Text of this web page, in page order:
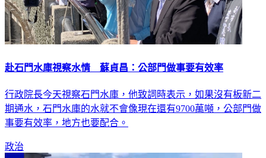
赴石門水庫視察水情 蘇貞昌：公部門做事要有效率
行政院長今天視察石門水庫，他致詞時表示，如果沒有板新二
期通水，石門水庫的水就不會像現在還有9700萬噸，公部門做
事要有效率，地方也要配合。
政治